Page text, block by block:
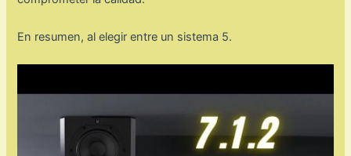
En resumen, al elegir entre un sistema 5.